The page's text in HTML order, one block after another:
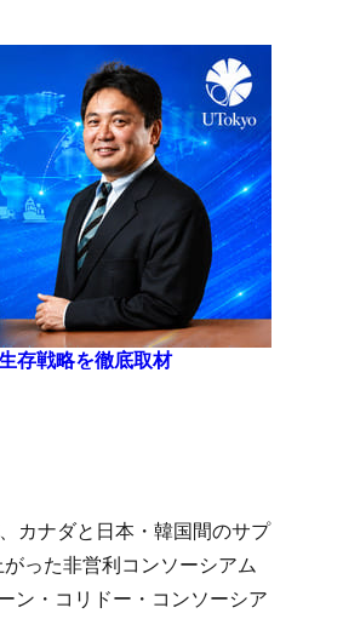
存戦略を徹底取材
カナダと日本・韓国間のサプ
った非営利コンソーシアム
ン・コリドー・コンソーシア